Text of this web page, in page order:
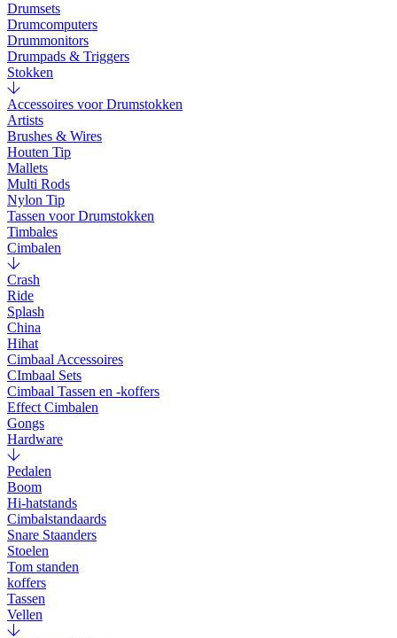
Drumsets
Drumcomputers
Drummonitors
Drumpads & Triggers
Stokken
Accessoires voor Drumstokken
Artists
Brushes & Wires
Houten Tip
Mallets
Multi Rods
Nylon Tip
Tassen voor Drumstokken
Timbales
Cimbalen
Crash
Ride
Splash
China
Hihat
Cimbaal Accessoires
CImbaal Sets
Cimbaal Tassen en -koffers
Effect Cimbalen
Gongs
Hardware
Pedalen
Boom
Hi-hatstands
Cimbalstandaards
Snare Staanders
Stoelen
Tom standen
koffers
Tassen
Vellen